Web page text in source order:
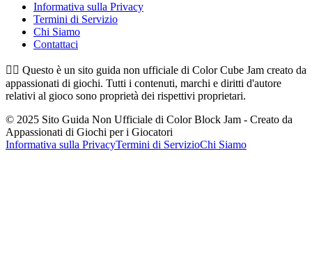
Informativa sulla Privacy
Termini di Servizio
Chi Siamo
Contattaci
👉🏻 Questo è un sito guida non ufficiale di Color Cube Jam creato da
appassionati di giochi. Tutti i contenuti, marchi e diritti d'autore
relativi al gioco sono proprietà dei rispettivi proprietari.
© 2025 Sito Guida Non Ufficiale di Color Block Jam - Creato da
Appassionati di Giochi per i Giocatori
Informativa sulla PrivacyTermini di ServizioChi Siamo